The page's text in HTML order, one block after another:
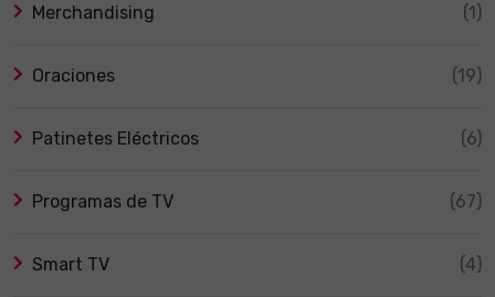
Merchandising (1)
Oraciones (19)
Patinetes Eléctricos (6)
Programas de TV (67)
Smart TV (4)